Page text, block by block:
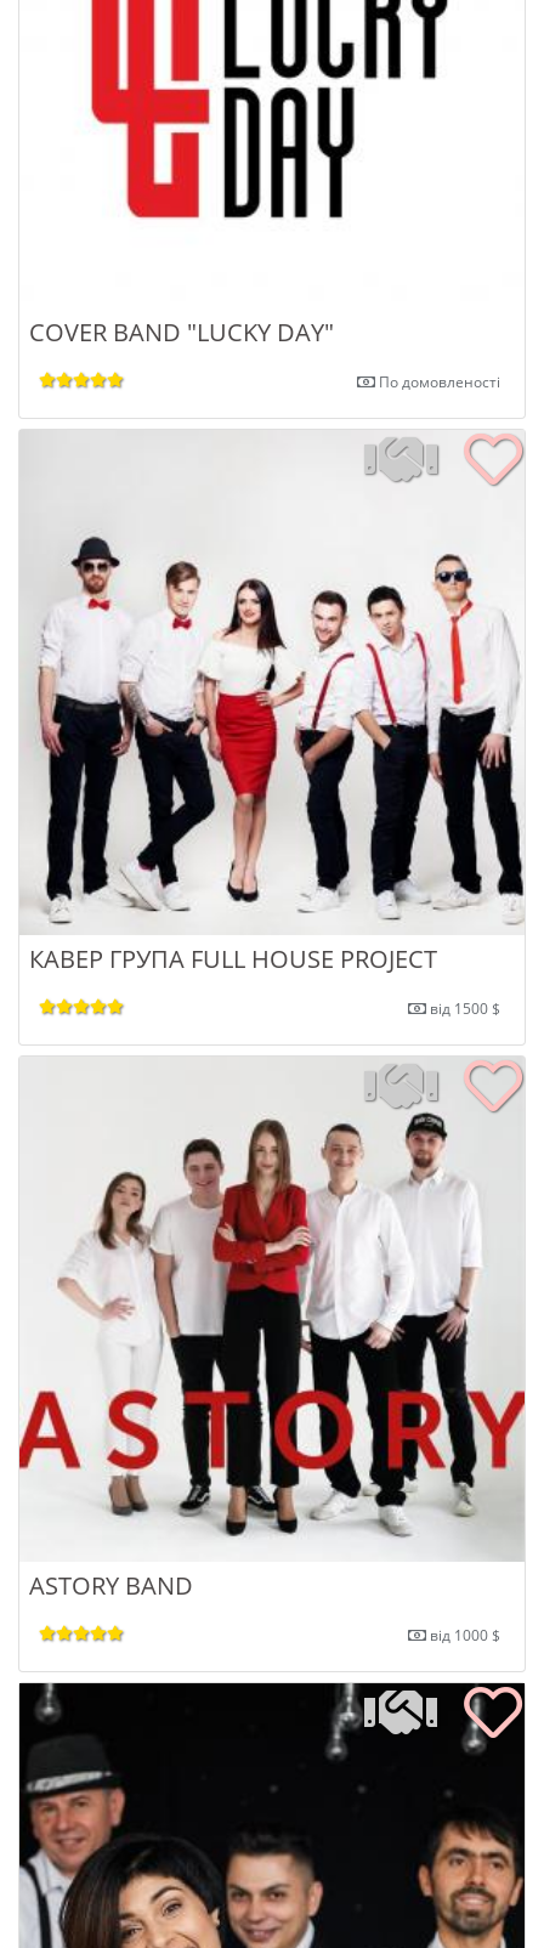
COVER BAND "LUCKY DAY"
По домовленості
КАВЕР ГРУПА FULL HOUSE PROJECT
від 1500 $
ASTORY BAND
від 1000 $